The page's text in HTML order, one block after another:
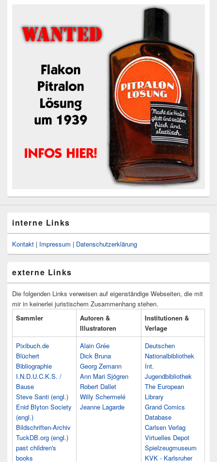
interne Links
Kontakt | Impressum | Datenschutzerklärung
externe Links
Die folgenden Links verweisen auf eigenständige Webseiten, die mit
mir in keinerlei juristischem Zusammenhang stehen.
Sammler
Autoren &
Illustratoren
Institutionen &
Verlage
Pixibuch.de
Blüchert
Bibliographie
I.N.D.U.C.K.S. /
Bause
Steve Santi (engl.)
Enid Blyton Society
(engl.)
Bildschriften-Archiv
TuckDB.org (engl.)
past children's
books
Alain Grée
Dick Bruna
Georg Zemann
Ann Mari Sjögren
Robert Dallet
Willy Schermelé
Jeanne Lagarde
Deutschen
Nationalbibliothek
Int.
Jugendbibliothek
The European
Library
Grand Comics
Database
Carlsen Verlag
Virtuelles Depot
Spielzeugmuseum
KVK - Karlsruher